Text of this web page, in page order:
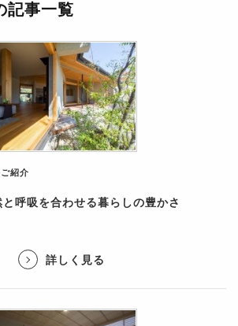
記事一覧
紹介
呼吸を合わせる暮らしの豊かさ
詳しく見る